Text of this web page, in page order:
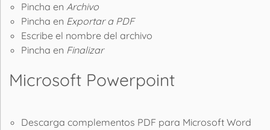
Pincha en Archivo
Pincha en Exportar a PDF
Escribe el nombre del archivo
Pincha en Finalizar
Microsoft Powerpoint
Descarga complementos PDF para Microsoft Word